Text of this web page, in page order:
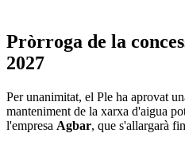
Pròrroga de la
2027
Per unanimitat, el Ple ha aprovat
manteniment de la xarxa d'aigua
l'empresa Agbar, que s'allargarà